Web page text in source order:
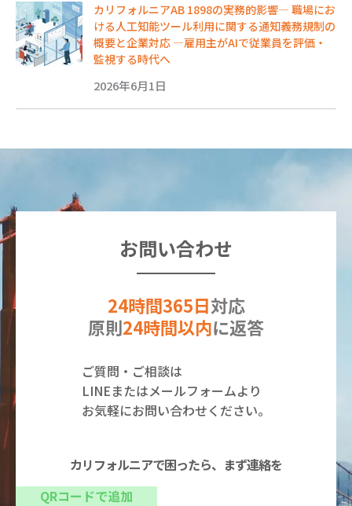
カリフォルニアAB 1898の実務的影響― 職場にお
ける人工知能ツール利用に関する通知義務規制の
概要と企業対応 ―雇用主がAIで従業員を評価・
監視する時代へ
2026年6月1日
お問い合わせ
24時間365日対応
原則24時間以内に返答
ご質問・ご相談は
LINEまたはメールフォームより
お気軽にお問い合わせください。
カリフォルニアで困ったら、まず連絡を
QRコードで追加